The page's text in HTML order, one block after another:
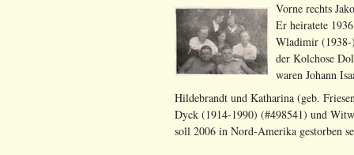
Vorne rechts
Er heiratete
Wladimir (1938-
der Kolchose
waren Johann
Hildebrandt und Katharina (geb.
Dyck (1914-1990) (#498541) und
soll 2006 in Nord-Amerika gestorben